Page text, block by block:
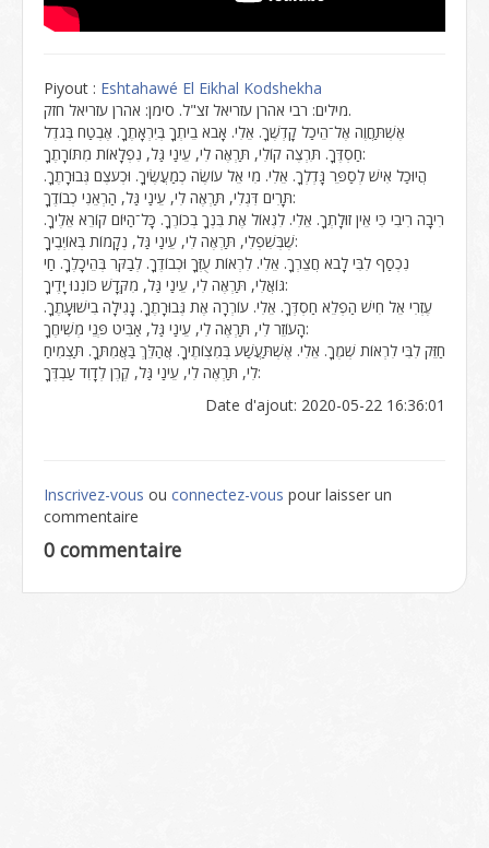
Piyout : Eshtahawé El Eikhal Kodshekha
מילים: רבי אהרן עזריאל זצ"ל. סימן: אהרן עזריאל חזק.
אֶשְׁתַּחֲוֶה אֶל־הֵיכַל קָדְשֶׁךָ. אֵלִי. אָבֹא בֵיתְךָ בְּיִרְאָתֶךָ. אֶבְטַח בְּגֹדֶל
חַסְדֶּךָ. תִּרְצֶה קוֹלִי, תַּרְאֶה לִי, עֵינַי גַּל, נִפְלָאוֹת מִתּוֹרָתֶךָ:
הֲיוּכַל אִישׁ לְסַפֵּר גָּדְלְךָ. אֵלִי. מִי אֵל עוֹשֶׂה כְמַעֲשֶׂיךָ. וּכְעֹצֶם גְּבוּרָתֶךָ.
תָּרִים דִּגְלִי, תַּרְאֶה לִי, עֵינַי גַּל, הַרְאֵנִי כְבוֹדֶךָ:
רִיבָה רִיבִי כִּי אֵין זוּלָתְךָ. אֵלִי. לִגְאוֹל אֶת בִּנְךָ בְכוֹרֶךָ. כָּל־הַיּוֹם קוֹרֵא אֵלֶיךָ.
שֶׁבְּשִׁפְלִי, תַּרְאֶה לִי, עֵינַי גַּל, נְקָמוֹת בְּאוֹיְבֶיךָ:
נִכְסַף לִבִּי לָבֹא חֲצֵרְךָ. אֵלִי. לִרְאוֹת עֻזְּךָ וּכְבוֹדֶךָ. לְבַקֵּר בְּהֵיכָלֶךָ. חַי
גּוֹאֲלִי, תַּרְאֶה לִי, עֵינַי גַּל, מִקְּדָשׁ כּוֹנְנוּ יָדֶיךָ:
עֶזְרִי אֵל חִישׁ הַפְלֵא חַסְדְּךָ. אֵלִי. עוֹרְרָה אֶת גְּבוּרָתֶךָ. נָגִילָה בִישׁוּעָתֶךָ.
הָעוֹזֵר לִי, תַּרְאֶה לִי, עֵינַי גַּל, אַבִּיט פְּנֵי מְשִׁיחֶךָ:
חַזֵּק לִבִּי לִרְאוֹת שְׁמֶךָ. אֵלִי. אֶשְׁתַּעֲשַׁע בְּמִצְוֹתֶיךָ. אֲהַלֵּךְ בַּאֲמִתֶּךָ. תַּצְמִיחַ
לִי, תַּרְאֶה לִי, עֵינַי גַּל, קֶרֶן לְדָוִד עַבְדֶּךָ:
Date d'ajout: 2020-05-22 16:36:01
Inscrivez-vous ou connectez-vous pour laisser un
commentaire
0 commentaire